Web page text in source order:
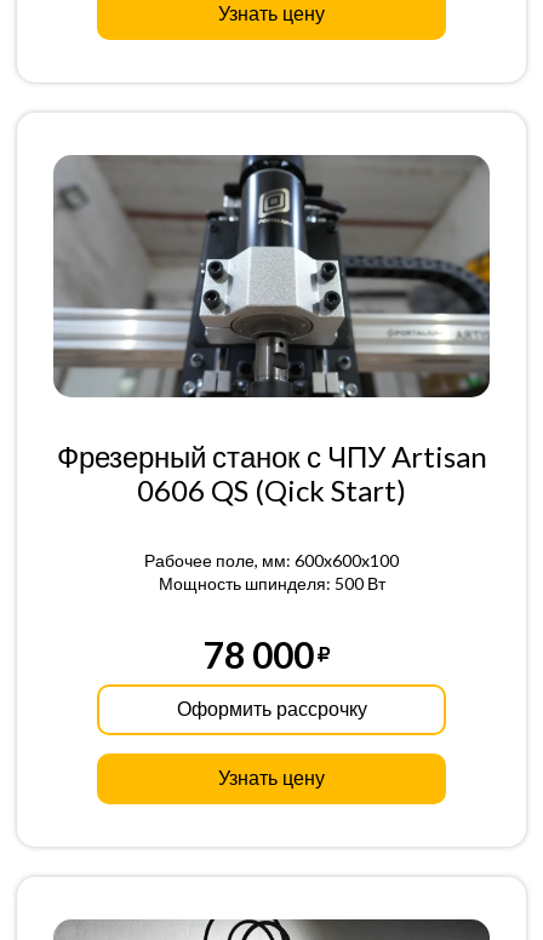
Узнать цену
Фрезерный станок с ЧПУ Artisan
0606 QS (Qick Start)
Рабочее поле, мм: 600x600x100
Мощность шпинделя: 500 Вт
78 000
Оформить рассрочку
Узнать цену